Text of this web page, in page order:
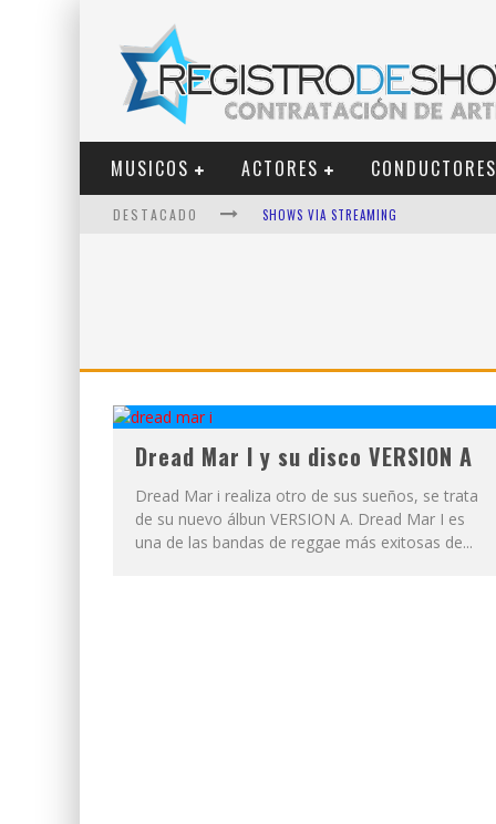
MUSICOS ACTORES CONDUCTORES
DESTACADO SHOWS VIA STREAMING
VI EM
Dread Mar I y su disco VERSION A
Dread Mar i realiza otro de sus sueños, se trata
de su nuevo álbun VERSION A. Dread Mar I es
una de las bandas de reggae más exitosas de...